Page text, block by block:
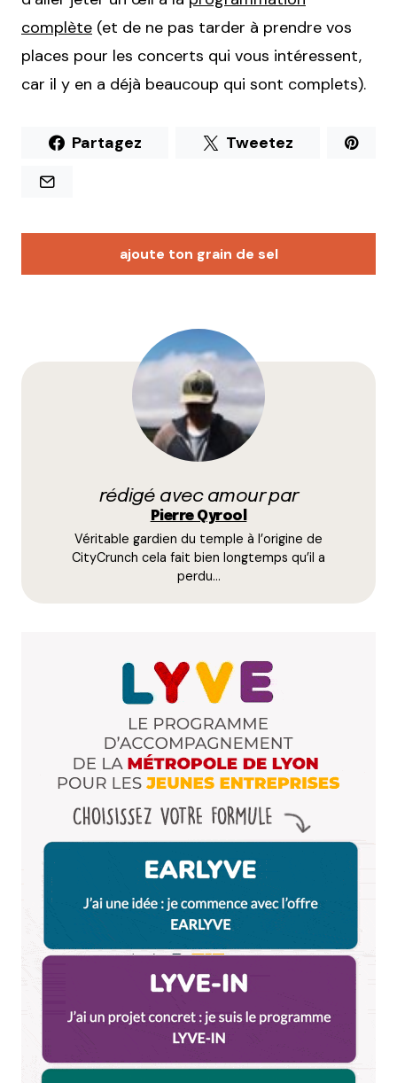
complète (et de ne pas tarder à prendre vos
places pour les concerts qui vous intéressent,
car il y en a déjà beaucoup qui sont complets).
Partagez Tweetez
ajoute ton grain de sel
Votre adresse e-mail ne sera pas publiée.
champs obligatoires sont indiqués avec
E-mail*
Enregistrer mon nom, mon e-mail et mon site dans le
Prévenez-moi de tous les nouveaux commentaires
Et bim !
rédigé avec amour par
Pierre Qyrool
Véritable gardien du temple à l’origine de
CityCrunch cela fait bien longtemps qu’il a
perdu…